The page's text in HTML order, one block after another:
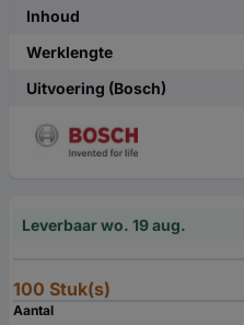
Inhoud
Werklengte
Uitvoering (Bosch)
Leverbaar wo. 19 aug.
100 Stuk(s)
Aantal